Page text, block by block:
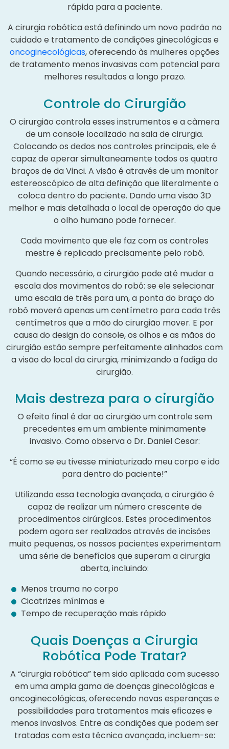
rápida para a paciente.
A cirurgia robótica está definindo um novo padrão no
cuidado e tratamento de condições ginecológicas e
oncoginecológicas, oferecendo às mulheres opções
de tratamento menos invasivas com potencial para
melhores resultados a longo prazo.
Controle do Cirurgião
O cirurgião controla esses instrumentos e a câmera
de um console localizado na sala de cirurgia.
Colocando os dedos nos controles principais, ele é
capaz de operar simultaneamente todos os quatro
braços de da Vinci. A visão é através de um monitor
estereoscópico de alta definição que literalmente o
coloca dentro do paciente. Dando uma visão 3D
melhor e mais detalhada o local de operação do que
o olho humano pode fornecer.
Cada movimento que ele faz com os controles
mestre é replicado precisamente pelo robô.
Quando necessário, o cirurgião pode até mudar a
escala dos movimentos do robô: se ele selecionar
uma escala de três para um, a ponta do braço do
robô moverá apenas um centímetro para cada três
centímetros que a mão do cirurgião mover. E por
causa do design do console, os olhos e as mãos do
cirurgião estão sempre perfeitamente alinhados com
a visão do local da cirurgia, minimizando a fadiga do
cirurgião.
Mais destreza para o cirurgião
O efeito final é dar ao cirurgião um controle sem
precedentes em um ambiente minimamente
invasivo. Como observa o Dr. Daniel Cesar:
“É como se eu tivesse miniaturizado meu corpo e ido
para dentro do paciente!”
Utilizando essa tecnologia avançada, o cirurgião é
capaz de realizar um número crescente de
procedimentos cirúrgicos. Estes procedimentos
podem agora ser realizados através de incisões
muito pequenas, os nossos pacientes experimentam
uma série de benefícios que superam a cirurgia
aberta, incluindo:
Menos trauma no corpo
Cicatrizes mínimas e
Tempo de recuperação mais rápido
Quais Doenças a Cirurgia
Robótica Pode Tratar?
A “cirurgia robótica” tem sido aplicada com sucesso
em uma ampla gama de doenças ginecológicas e
oncoginecológicas, oferecendo novas esperanças e
possibilidades para tratamentos mais eficazes e
menos invasivos. Entre as condições que podem ser
tratadas com esta técnica avançada, incluem-se: